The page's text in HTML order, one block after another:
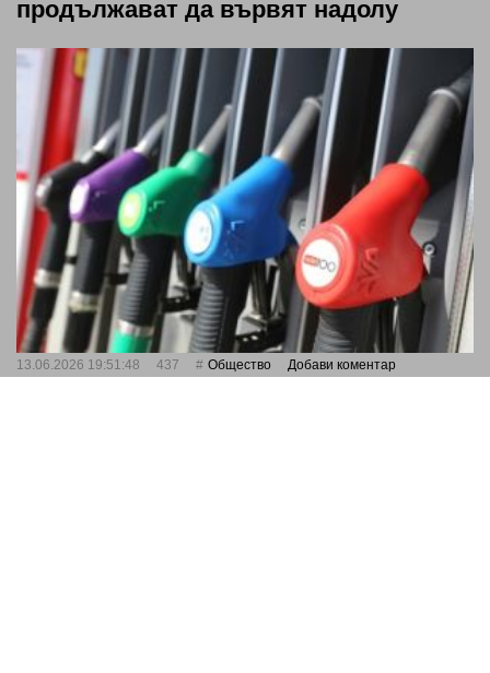
продължават да вървят надолу
13.06.2026 19:51:48 437 Общество Добави коментар